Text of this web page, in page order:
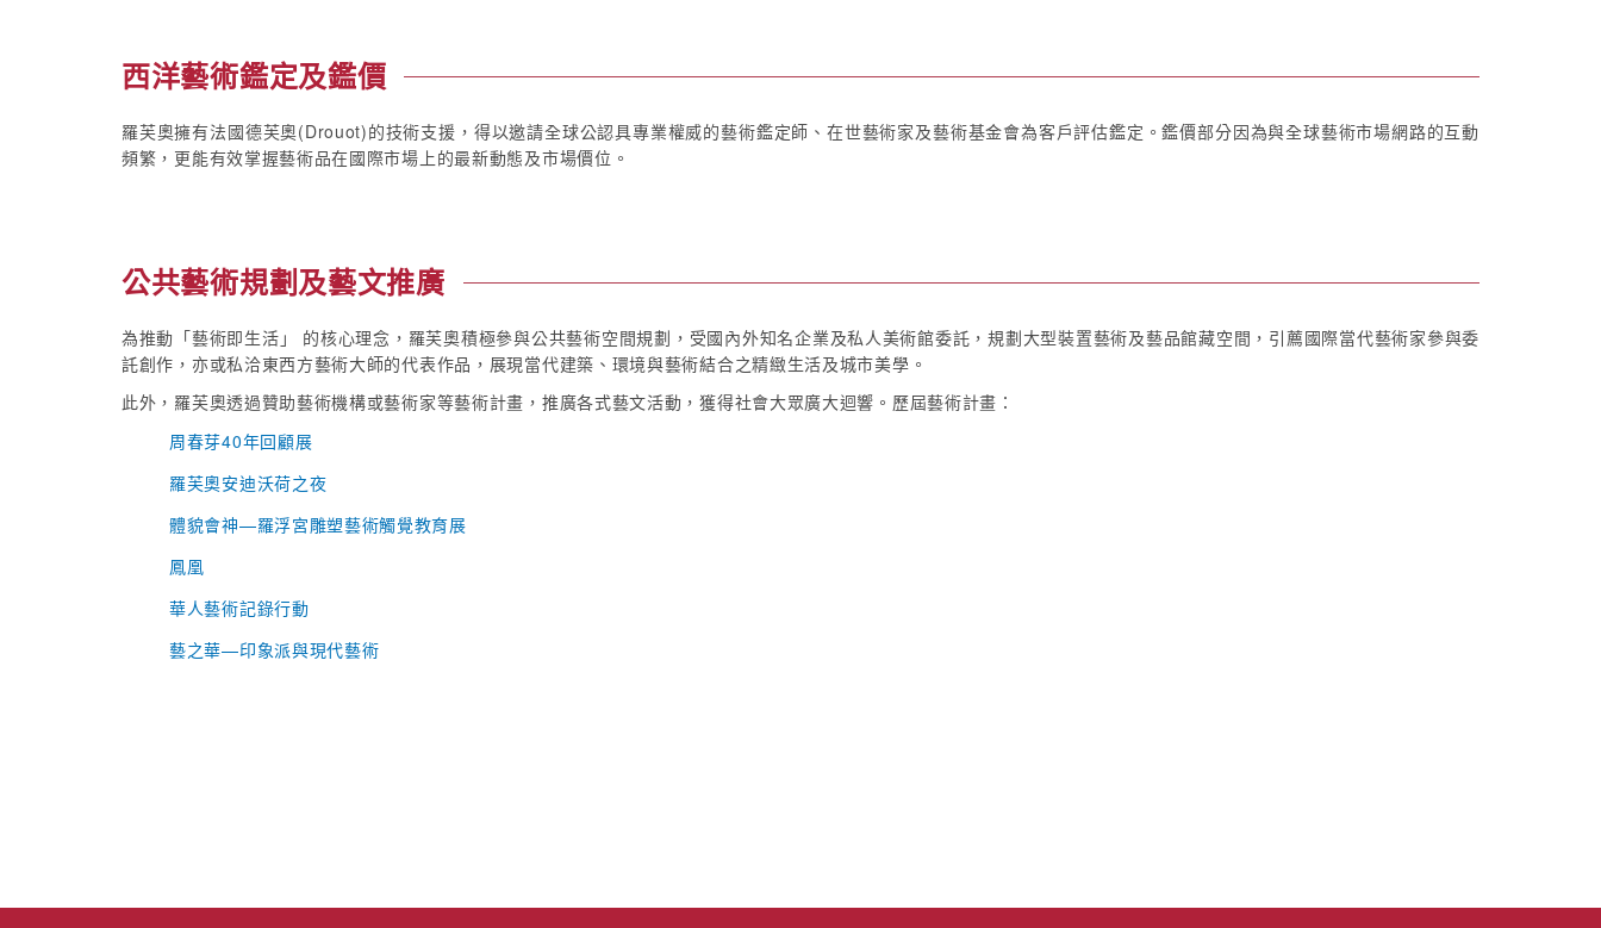
西洋藝術鑑定及鑑價
羅芙奧擁有法國德芙奧(Drouot)的技術支援，得以邀請全球公認具專業權威的藝術鑑定師、在世藝術家及藝術基金會為客戶評估鑑定。鑑價部分因為與全球藝術市場網路的互動
頻繁，更能有效掌握藝術品在國際市場上的最新動態及市場價位。
公共藝術規劃及藝文推廣
為推動「藝術即生活」 的核心理念，羅芙奧積極參與公共藝術空間規劃，受國內外知名企業及私人美術館委託，規劃大型裝置藝術及藝品館藏空間，引薦國際當代藝術家參與委
託創作，亦或私洽東西方藝術大師的代表作品，展現當代建築、環境與藝術結合之精緻生活及城市美學。
此外，羅芙奧透過贊助藝術機構或藝術家等藝術計畫，推廣各式藝文活動，獲得社會大眾廣大迴響。歷屆藝術計畫：
周春芽40年回顧展
羅芙奧安迪沃荷之夜
體貌會神—羅浮宮雕塑藝術觸覺教育展
鳳凰
華人藝術記錄行動
藝之華—印象派與現代藝術